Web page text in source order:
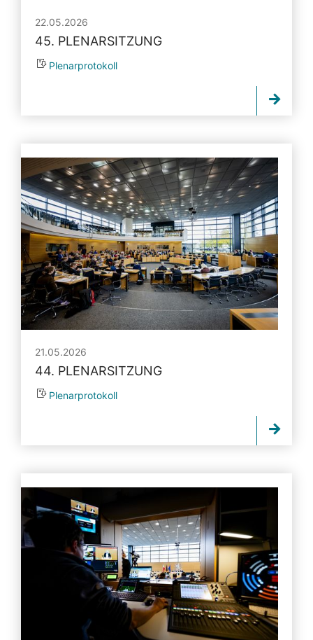
22.05.2026
45. PLENARSITZUNG
Plenarprotokoll
21.05.2026
44. PLENARSITZUNG
Plenarprotokoll